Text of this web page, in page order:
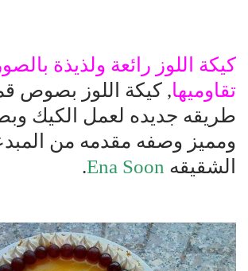
كيكة اللوز رائعة ولذيذة
تقاوميها, كيكة اللوز بصوص
طريقه جديده لعمل الكيك
ومميز وصفه مقدمه من
الشقيقه Ena Soon
.